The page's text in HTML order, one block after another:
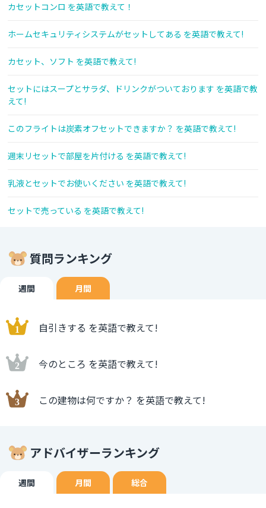
カセットコンロ を英語で教えて！
ホームセキュリティシステムがセットしてある を英語で教えて!
カセット、ソフト を英語で教えて!
セットにはスープとサラダ、ドリンクがついております を英語で教
えて!
このフライトは炭素オフセットできますか？ を英語で教えて!
週末リセットで部屋を片付ける を英語で教えて!
乳液とセットでお使いください を英語で教えて!
セットで売っている を英語で教えて!
質問ランキング
週間 月間
自引きする を英語で教えて!
今のところ を英語で教えて!
この建物は何ですか？ を英語で教えて!
アドバイザーランキング
週間 月間 総合